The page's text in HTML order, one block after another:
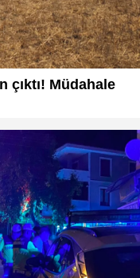
çıktı! Müdahale